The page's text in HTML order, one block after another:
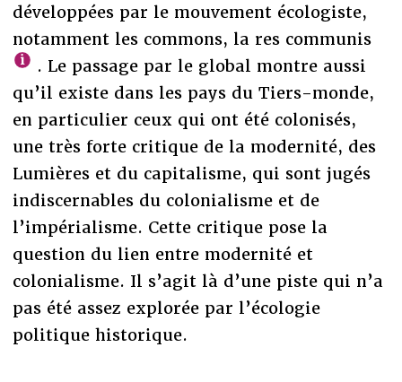
développées par le mouvement écologiste,
notamment les commons, la res communis
. Le passage par le global montre aussi
qu’il existe dans les pays du Tiers-monde,
en particulier ceux qui ont été colonisés,
une très forte critique de la modernité, des
Lumières et du capitalisme, qui sont jugés
indiscernables du colonialisme et de
l’impérialisme. Cette critique pose la
question du lien entre modernité et
colonialisme. Il s’agit là d’une piste qui n’a
pas été assez explorée par l’écologie
politique historique.